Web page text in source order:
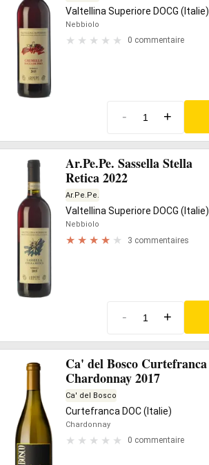
Valtellina Superiore DOCG (Italie)
Nebbiolo
0 commentaire
- +
Ar.Pe.Pe. Sassella Stella
Retica 2022
Ar.Pe.Pe.
Valtellina Superiore DOCG (Italie)
Nebbiolo
3 commentaires
- +
Ca' del Bosco Curtefranca
Chardonnay 2017
Ca' del Bosco
Curtefranca DOC (Italie)
Chardonnay
0 commentaire